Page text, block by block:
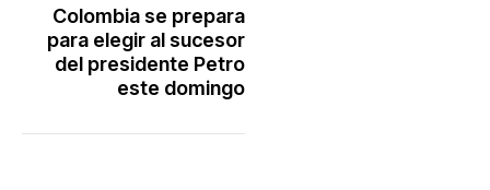
Colombia se prepara
para elegir al sucesor
del presidente Petro
este domingo